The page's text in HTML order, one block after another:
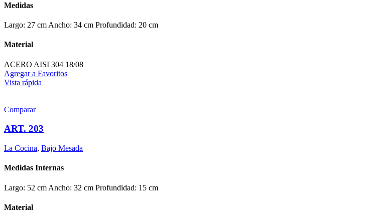
Medidas
Largo: 27 cm Ancho: 34 cm Profundidad: 20 cm
Material
ACERO AISI 304 18/08
Agregar a Favoritos
Vista rápida
Comparar
ART. 203
La Cocina, Bajo Mesada
Medidas Internas
Largo: 52 cm Ancho: 32 cm Profundidad: 15 cm
Material